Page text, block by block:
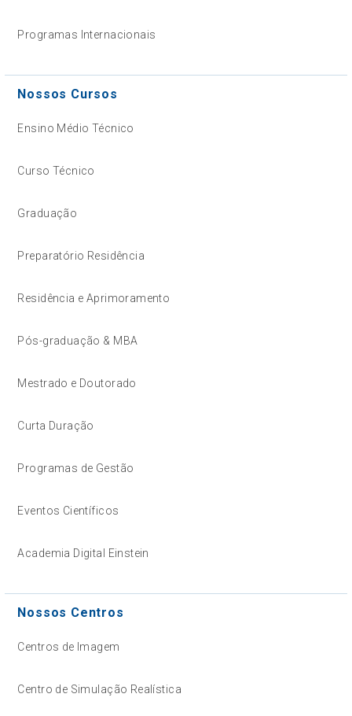
Programas Internacionais
Nossos Cursos
Ensino Médio Técnico
Curso Técnico
Graduação
Preparatório Residência
Residência e Aprimoramento
Pós-graduação & MBA
Mestrado e Doutorado
Curta Duração
Programas de Gestão
Eventos Científicos
Academia Digital Einstein
Nossos Centros
Centros de Imagem
Centro de Simulação Realística